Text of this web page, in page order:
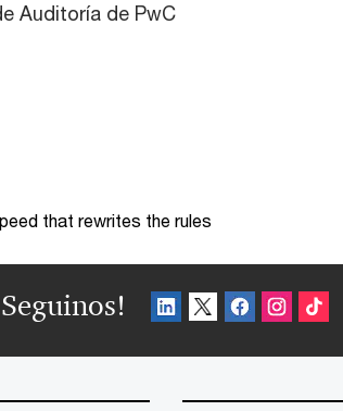
Auditoría de PwC
that rewrites the rules